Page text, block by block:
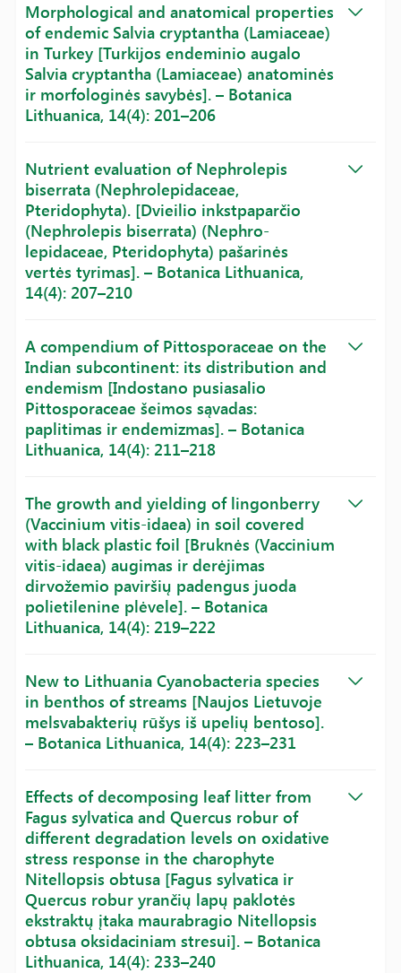
Morphological and anatomical properties
of endemic Salvia cryptantha (Lamiaceae)
in Turkey [Turkijos endeminio augalo
Salvia cryptantha (Lamiaceae) anatominės
ir morfologinės savybės]. – Botanica
Lithuanica, 14(4): 201–206
Nutrient evaluation of Nephrolepis
biserrata (Nephrolepidaceae,
Pteridophyta). [Dvieilio inkstpaparčio
(Nephrolepis biserrata) (Nephro-
lepidaceae, Pteridophyta) pašarinės
vertės tyrimas]. – Botanica Lithuanica,
14(4): 207–210
A compendium of Pittosporaceae on the
Indian subcontinent: its distribution and
endemism [Indostano pusiasalio
Pittosporaceae šeimos sąvadas:
paplitimas ir endemizmas]. – Botanica
Lithuanica, 14(4): 211–218
The growth and yielding of lingonberry
(Vaccinium vitis-idaea) in soil covered
with black plastic foil [Bruknės (Vaccinium
vitis-idaea) augimas ir derėjimas
dirvožemio paviršių padengus juoda
polietilenine plėvele]. – Botanica
Lithuanica, 14(4): 219–222
New to Lithuania Cyanobacteria species
in benthos of streams [Naujos Lietuvoje
melsvabakterių rūšys iš upelių bentoso].
– Botanica Lithuanica, 14(4): 223–231
Effects of decomposing leaf litter from
Fagus sylvatica and Quercus robur of
different degradation levels on oxidative
stress response in the charophyte
Nitellopsis obtusa [Fagus sylvatica ir
Quercus robur yrančių lapų paklotės
ekstraktų įtaka maurabragio Nitellopsis
obtusa oksidaciniam stresui]. – Botanica
Lithuanica, 14(4): 233–240